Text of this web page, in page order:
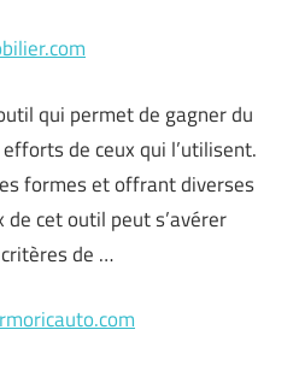
qui permet de gagner du
de ceux qui l’utilisent.
formes et offrant diverses
cet outil peut s’avérer
de …